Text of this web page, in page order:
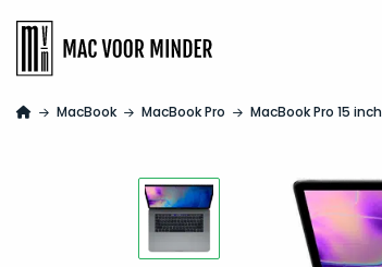
MacBook MacBook Pro MacBook Pro 15 inch